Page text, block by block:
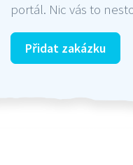
portál. Nic vás to
Přidat zakázku